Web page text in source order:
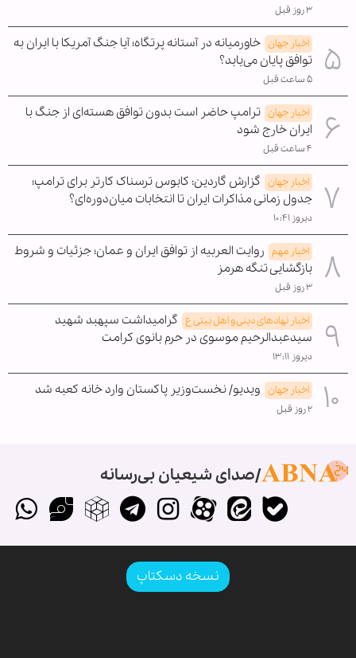
۳ روز قبل
اخبار جهان خاورمیانه در آستانه پرتگاه؛ آیا جنگ آمریکا با ایران به
توافق پایان می‌یابد؟
۵ ساعت قبل
اخبار جهان ترامپ حاضر است بدون توافق هسته‌ای از جنگ با
ایران خارج شود
۴ ساعت قبل
اخبار جهان گزارش گاردین: کابوس ترسناک کارتر برای ترامپ؛
جدول زمانی مذاکرات ایران تا انتخابات میان‌دوره‌ای؟
دیروز ۱۰:۴۱
اخبار مهم روایت العربیه از توافق ایران و عمان؛ جزئیات و شروط
بازگشایی تنگه هرمز
۳ روز قبل
اخبار نهادهای دینی و اهل بیتی ع گرامیداشت سپهبد شهید
سیدعبدالرحیم موسوی در حرم بانوی کرامت
دیروز ۱۳:۱۱
اخبار جهان ویدیو/ نخست‌وزیر پاکستان وارد خانه کعبه شد
۲ روز قبل
صدای شیعیان بی‌رسانه
نسخه دسکتاپ